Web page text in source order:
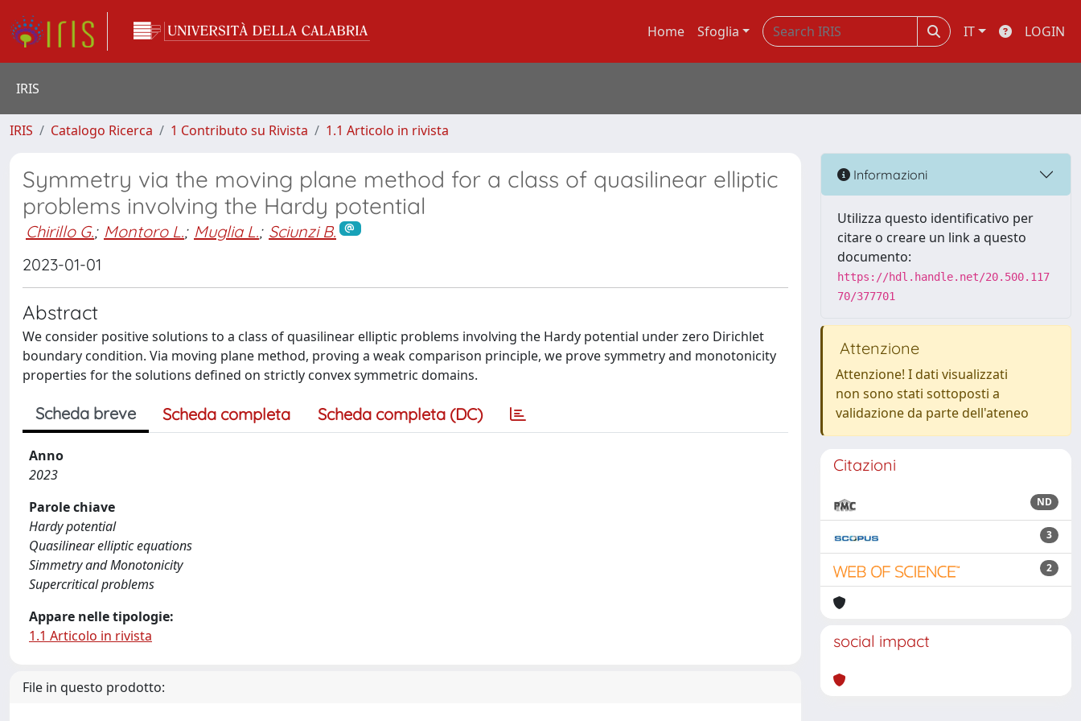
Home Sfoglia IT LOGIN
IRIS
IRIS Catalogo Ricerca 1 Contributo su Rivista 1.1 Articolo in rivista
Symmetry via the moving plane method for a class of quasilinear elliptic
problems involving the Hardy potential
Chirillo G.; Montoro L.; Muglia L.; Sciunzi B.
2023-01-01
Abstract
We consider positive solutions to a class of quasilinear elliptic problems involving the Hardy potential under zero Dirichlet
boundary condition. Via moving plane method, proving a weak comparison principle, we prove symmetry and monotonicity
properties for the solutions defined on strictly convex symmetric domains.
Scheda breve Scheda completa Scheda completa (DC)
Anno
2023
Parole chiave
Hardy potential
Quasilinear elliptic equations
Simmetry and Monotonicity
Supercritical problems
Appare nelle tipologie:
1.1 Articolo in rivista
File in questo prodotto:
Informazioni
Utilizza questo identificativo per
citare o creare un link a questo
documento:
https://hdl.handle.net/20.500.117
70/377701
Attenzione
Attenzione! I dati visualizzati
non sono stati sottoposti a
validazione da parte dell'ateneo
Citazioni
ND
3
2
social impact